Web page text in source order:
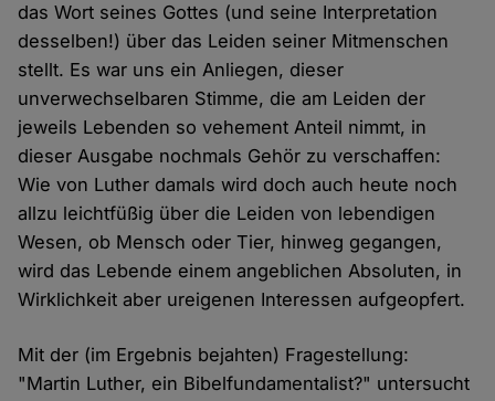
das Wort seines Gottes (und seine Interpretation
desselben!) über das Leiden seiner Mitmenschen
stellt. Es war uns ein Anliegen, dieser
unverwechselbaren Stimme, die am Leiden der
jeweils Lebenden so vehement Anteil nimmt, in
dieser Ausgabe nochmals Gehör zu verschaffen:
Wie von Luther damals wird doch auch heute noch
allzu leichtfüßig über die Leiden von lebendigen
Wesen, ob Mensch oder Tier, hinweg gegangen,
wird das Lebende einem angeblichen Absoluten, in
Wirklichkeit aber ureigenen Interessen aufgeopfert.
Mit der (im Ergebnis bejahten) Fragestellung:
"Martin Luther, ein Bibelfundamentalist?" untersucht